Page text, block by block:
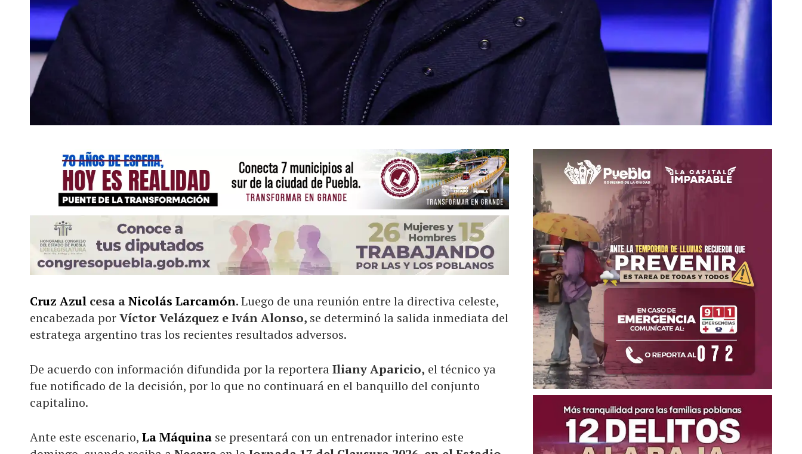
Cruz Azul cesa aNicolás Larcamón.Luego de una reunión entre la directiva celeste,
encabezada porVíctor Velázquez e Iván Alonso, se determinó la salida inmediata del
estratega argentino tras los recientes resultados adversos.
De acuerdo con información difundida por la reporteraIliany Aparicio, el técnico ya
fue notificado de la decisión, por lo que no continuará en el banquillo del conjunto
capitalino.
Ante este escenario, La Máquina se presentará con un entrenador interino este